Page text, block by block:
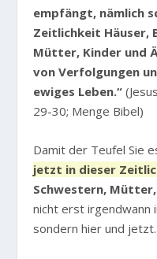
empfängt, nämlich
Zeitlichkeit Häuser,
Mütter, Kinder und
von Verfolgungen
ewiges Leben.“
29-30; Menge Bibel)
Damit der Teufel Sie
jetzt in dieser
Schwestern,
nicht erst irgendwann
sondern hier und jetzt.